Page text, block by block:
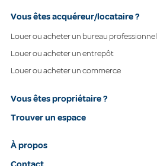
Vous êtes acquéreur/locataire ?
Louer ou acheter un bureau professionnel
Louer ou acheter un entrepôt
Louer ou acheter un commerce
Vous êtes propriétaire ?
Trouver un espace
À propos